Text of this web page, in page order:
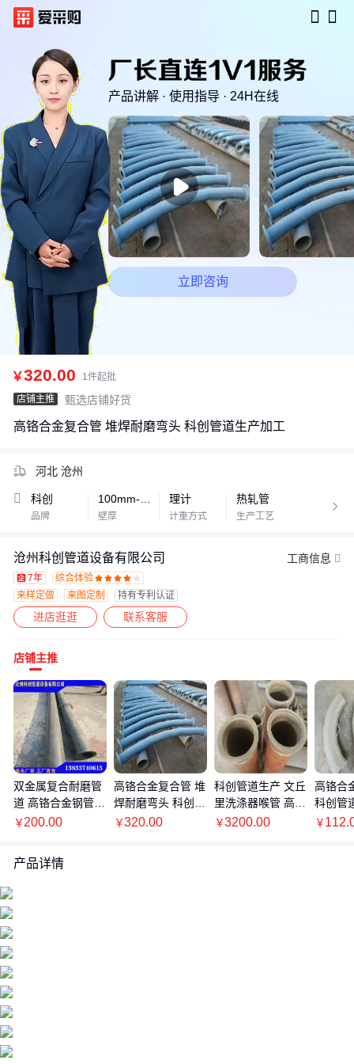
产品讲解 · 使用指导 · 24H在线

立即咨询
￥320.00
1件起批
店铺主推
甄选店铺好货
高铬合金复合管 堆焊耐磨弯头 科创管道生产加工
河北 沧州
科创
品牌 壁厚
理计
计重方式
热轧管
生产工艺

沧州科创管道设备有限公司 工商信息
7年 综合体验     
   
来样定做 来图定制 持有专利认证
进店逛逛 联系客服
店铺主推
双金属复合耐磨管
道 高铬合金钢管
科创高炉送粉用
￥200.00
高铬合金复合管 堆
焊耐磨弯头 科创管
道生产加工
￥320.00
科创管道生产 文丘
里洗涤器喉管 高铬
合金复合管
￥3200.00
高铬合
科创管
筑工程
￥
产品详情